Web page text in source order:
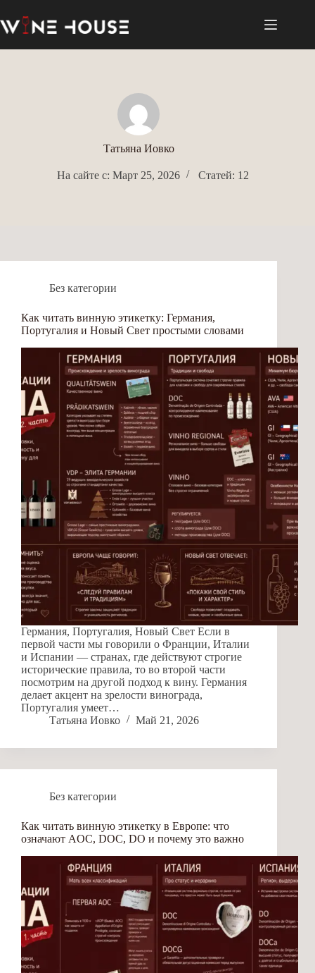
к
сути
Татьяна Иовко
На сайте с: Март 25, 2026 Статей: 12
Без категории
Как читать винную этикетку: Германия,
Португалия и Новый Свет простыми словами
Германия, Португалия, Новый Свет Если в
первой части мы говорили о Франции, Италии
и Испании — странах, где действуют строгие
исторические правила, то во второй части
посмотрим на другой подход к вину. Германия
делает акцент на зрелости винограда,
Португалия умеет…
Татьяна Иовко
Май 21, 2026
Без категории
Как читать винную этикетку в Европе: что
означают AOC, DOC, DO и почему это важно